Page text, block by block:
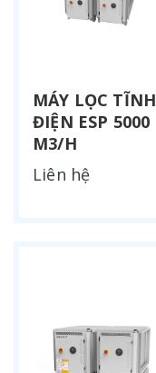
MÁY LỌC TĨNH
ĐIỆN ESP 5000
M3/H
Liên hệ